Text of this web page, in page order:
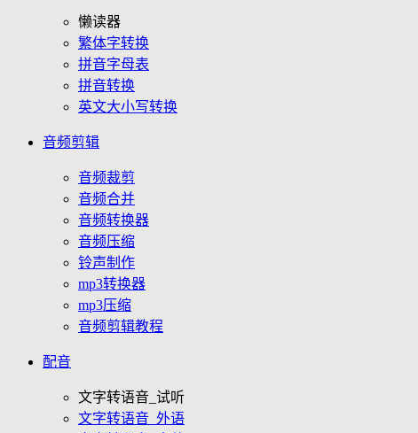
懒读器
繁体字转换
拼音字母表
拼音转换
英文大小写转换
音频剪辑
音频裁剪
音频合并
音频转换器
音频压缩
铃声制作
mp3转换器
mp3压缩
音频剪辑教程
配音
文字转语音_试听
文字转语音_外语